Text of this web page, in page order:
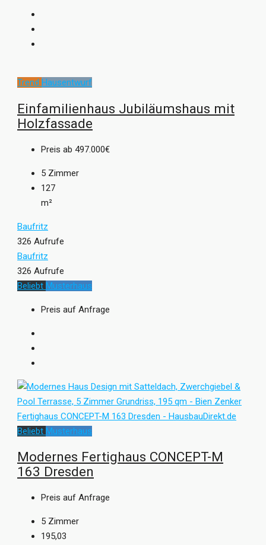
Trend Hausentwurf
Einfamilienhaus Jubiläumshaus mit
Holzfassade
Preis ab 497.000€
5 Zimmer
127
m²
Baufritz
326 Aufrufe
Baufritz
326 Aufrufe
Beliebt Musterhaus
Preis auf Anfrage
Beliebt Musterhaus
Modernes Fertighaus CONCEPT-M
163 Dresden
Preis auf Anfrage
5 Zimmer
195,03